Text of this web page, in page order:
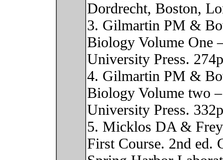
Dordrecht, Boston,
3. Gilmartin PM &
Biology Volume One
University Press.
4. Gilmartin PM &
Biology Volume two
University Press.
5. Micklos DA &
First Course. 2nd ed.